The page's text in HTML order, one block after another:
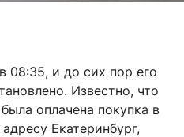
08:35, и до сих пор его
Известно, что
оплачена покупка в
Екатеринбург,